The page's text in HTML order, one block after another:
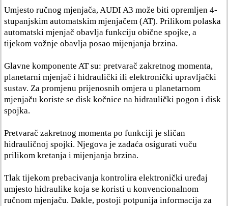
Umjesto ručnog mjenjača, AUDI A3 može biti opremljen 4-
stupanjskim automatskim mjenjačem (AT). Prilikom polaska
automatski mjenjač obavlja funkciju obične spojke, a
tijekom vožnje obavlja posao mijenjanja brzina.
Glavne komponente AT su: pretvarač zakretnog momenta,
planetarni mjenjač i hidraulički ili elektronički upravljački
sustav. Za promjenu prijenosnih omjera u planetarnom
mjenjaču koriste se disk kočnice na hidraulički pogon i disk
spojka.
Pretvarač zakretnog momenta po funkciji je sličan
hidrauličnoj spojki. Njegova je zadaća osigurati vuču
prilikom kretanja i mijenjanja brzina.
Tlak tijekom prebacivanja kontrolira elektronički uređaj
umjesto hidraulike koja se koristi u konvencionalnom
ručnom mjenjaču. Dakle, postoji potpunija informacija za